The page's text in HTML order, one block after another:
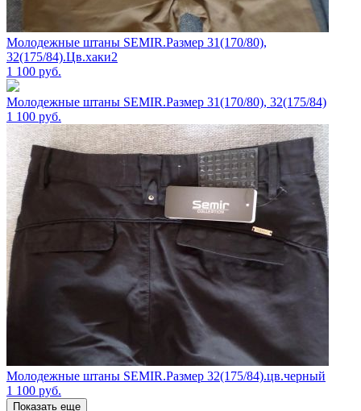
Молодежные штаны SEMIR.Размер 31(170/80),
32(175/84).Цв.хаки2
1 100 руб.
Молодежные штаны SEMIR.Размер 31(170/80), 32(175/84)
1 100 руб.
Молодежные штаны SEMIR.Размер 32(175/84).цв.черный
1 100 руб.
Показать еще